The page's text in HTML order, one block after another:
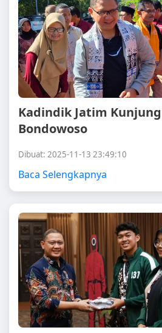
Kadindik Jatim
Bondowoso
Dibuat: 2025-11-13 23:49:10
Baca Selengkapnya